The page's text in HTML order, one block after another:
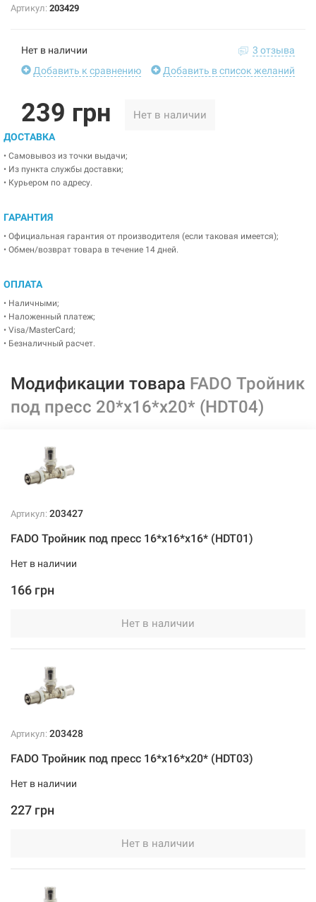
Артикул: 203429
Нет в наличии
3 отзыва
Добавить к сравнению
Добавить в список желаний
239 грн Нет в наличии
ДОСТАВКА
• Самовывоз из точки выдачи;
• Из пункта службы доставки;
• Курьером по адресу.
ГАРАНТИЯ
• Официальная гарантия от производителя (если таковая имеется);
• Обмен/возврат товара в течение 14 дней.
ОПЛАТА
• Наличными;
• Наложенный платеж;
• Visa/MasterCard;
• Безналичный расчет.
Модификации товара FADO Тройник
под пресс 20*х16*x20* (HDT04)
Артикул: 203427
FADO Тройник под пресс 16*х16*x16* (HDT01)
Нет в наличии
166 грн
Нет в наличии
Артикул: 203428
FADO Тройник под пресс 16*х16*x20* (HDT03)
Нет в наличии
227 грн
Нет в наличии